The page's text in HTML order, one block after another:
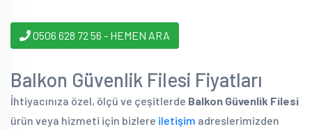
0506 628 72 56 - HEMEN ARA
Balkon Güvenlik Filesi Fiyatları
İhtiyacınıza özel, ölçü ve çeşitlerde Balkon Güvenlik Filesi
ürün veya hizmeti için bizlere iletişim adreslerimizden